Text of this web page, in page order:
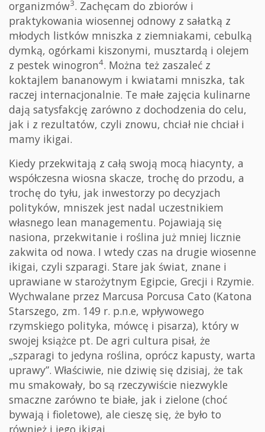
organizmów3. Zachęcam do zbiorów i
praktykowania wiosennej odnowy z sałatką z
młodych listków mniszka z ziemniakami, cebulką
dymką, ogórkami kiszonymi, musztardą i olejem
z pestek winogron4. Można też zaszaleć z
koktajlem bananowym i kwiatami mniszka, tak
raczej internacjonalnie. Te małe zajęcia kulinarne
dają satysfakcję zarówno z dochodzenia do celu,
jak i z rezultatów, czyli znowu, chciał nie chciał i
mamy ikigai.
Kiedy przekwitają z całą swoją mocą hiacynty, a
współczesna wiosna skacze, trochę do przodu, a
trochę do tyłu, jak inwestorzy po decyzjach
polityków, mniszek jest nadal uczestnikiem
własnego lean managementu. Pojawiają się
nasiona, przekwitanie i roślina już mniej licznie
zakwita od nowa. I wtedy czas na drugie wiosenne
ikigai, czyli szparagi. Stare jak świat, znane i
uprawiane w starożytnym Egipcie, Grecji i Rzymie.
Wychwalane przez Marcusa Porcusa Cato (Katona
Starszego, zm. 149 r. p.n.e, wpływowego
rzymskiego polityka, mówcę i pisarza), który w
swojej książce pt. De agri cultura pisał, że
„szparagi to jedyna roślina, oprócz kapusty, warta
uprawy”. Właściwie, nie dziwię się dzisiaj, że tak
mu smakowały, bo są rzeczywiście niezwykle
smaczne zarówno te białe, jak i zielone (choć
bywają i fioletowe), ale cieszę się, że było to
również i jego ikigai.